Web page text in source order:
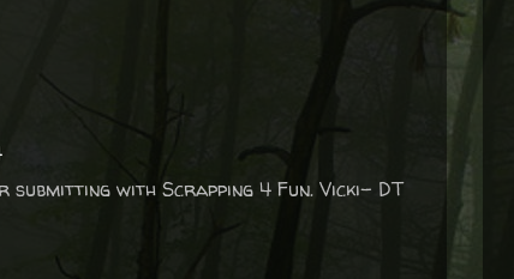
with Scrapping 4 Fun. Vicki- DT